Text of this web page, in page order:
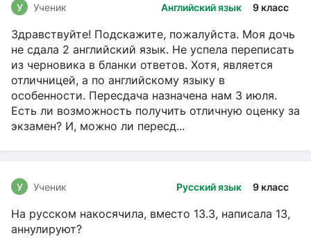
Английский язык 9 класс
У Ученик
Здравствуйте! Подскажите, пожалуйста. Моя дочь
не сдала 2 английский язык. Не успела переписать
из черновика в бланки ответов. Хотя, является
отличницей, а по английскому языку в
особенности. Пересдача назначена нам 3 июля.
Есть ли возможность получить отличную оценку за
экзамен? И, можно ли пересд...
Русский язык 9 класс
У Ученик
На русском накосячила, вместо 13.3, написала 13,
аннулируют?